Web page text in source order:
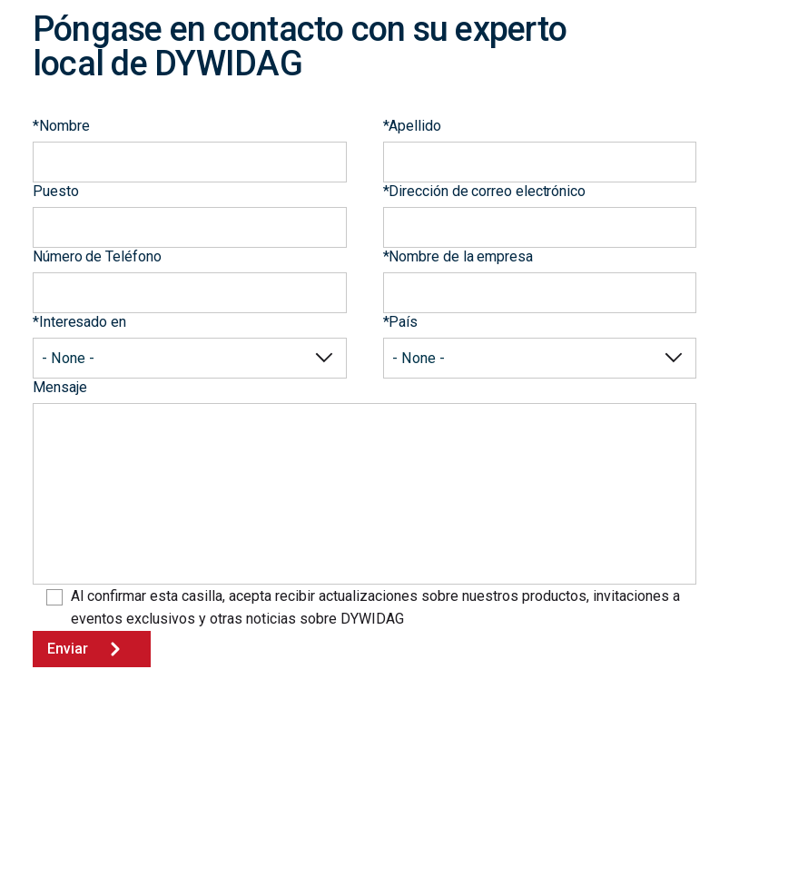
Póngase en contacto con su experto
local de DYWIDAG
*Nombre *Apellido
Puesto *Dirección de correo electrónico
Número de Teléfono *Nombre de la empresa
*Interesado en *País
Mensaje
Al confirmar esta casilla, acepta recibir actualizaciones sobre nuestros productos, invitaciones a
eventos exclusivos y otras noticias sobre DYWIDAG
Enviar